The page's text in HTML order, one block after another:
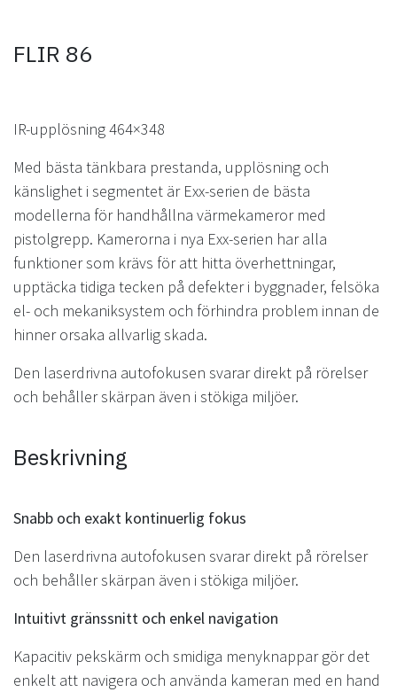
FLIR 86
IR-upplösning 464×348
Med bästa tänkbara prestanda, upplösning och
känslighet i segmentet är Exx-serien de bästa
modellerna för handhållna värmekameror med
pistolgrepp. Kamerorna i nya Exx-serien har alla
funktioner som krävs för att hitta överhettningar,
upptäcka tidiga tecken på defekter i byggnader, felsöka
el- och mekaniksystem och förhindra problem innan de
hinner orsaka allvarlig skada.
Den laserdrivna autofokusen svarar direkt på rörelser
och behåller skärpan även i stökiga miljöer.
Beskrivning
Snabb och exakt kontinuerlig fokus
Den laserdrivna autofokusen svarar direkt på rörelser
och behåller skärpan även i stökiga miljöer.
Intuitivt gränssnitt och enkel navigation
Kapacitiv pekskärm och smidiga menyknappar gör det
enkelt att navigera och använda kameran med en hand